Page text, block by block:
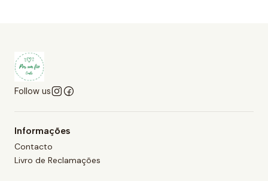
Follow us
Informações
Contacto
Livro de Reclamações